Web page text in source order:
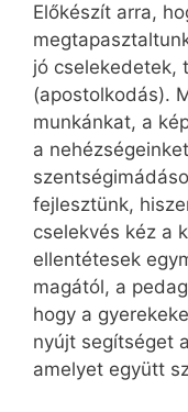
Előkészít arra,
jó cselekedetek,
(apostolkodás).
munkánkat, a
a
fejlesztünk,
cselekvés kéz a
ellentétesek
magától, a
hogy a
nyújt segítséget
amelyet együtt